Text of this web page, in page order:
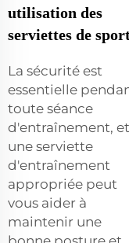
utilisation des
serviettes de
La sécurité est
essentielle
toute séance
d'entraînement, et
une serviette
d'entraînement
appropriée peut
vous aider à
maintenir une